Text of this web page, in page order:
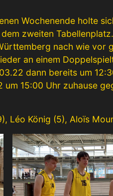
Wochenende holte
zweiten
nach wie
an einem
dann bereits um
15:00 Uhr zuhause
Léo König (5), Aloïs